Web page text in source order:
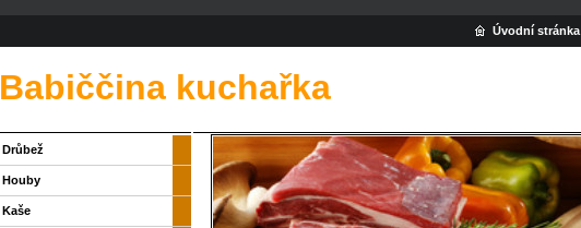
Babiččina kuchařka
Drůbež
Houby
Kaše
Úvodní stránka